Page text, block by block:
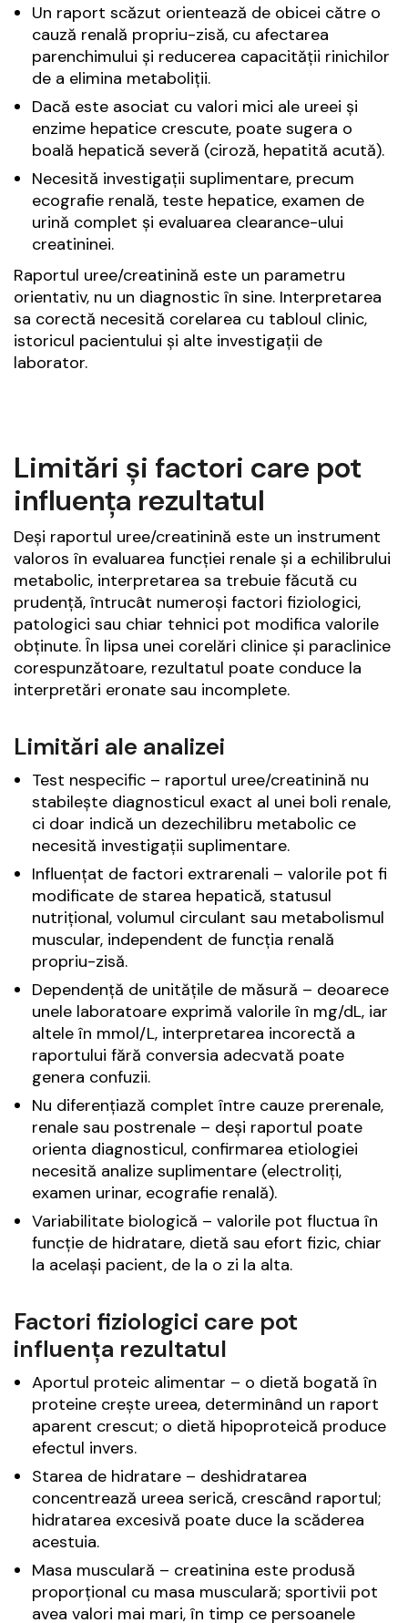
Un raport scăzut orientează de obicei către o
cauză renală propriu-zisă, cu afectarea
parenchimului și reducerea capacității rinichilor
de a elimina metaboliții.
Dacă este asociat cu valori mici ale ureei și
enzime hepatice crescute, poate sugera o
boală hepatică severă (ciroză, hepatită acută).
Necesită investigații suplimentare, precum
ecografie renală, teste hepatice, examen de
urină complet și evaluarea clearance-ului
creatininei.
Raportul uree/creatinină este un parametru
orientativ, nu un diagnostic în sine. Interpretarea
sa corectă necesită corelarea cu tabloul clinic,
istoricul pacientului și alte investigații de
laborator.
Limitări și factori care pot
influența rezultatul
Deși raportul uree/creatinină este un instrument
valoros în evaluarea funcției renale și a echilibrului
metabolic, interpretarea sa trebuie făcută cu
prudență, întrucât numeroși factori fiziologici,
patologici sau chiar tehnici pot modifica valorile
obținute. În lipsa unei corelări clinice și paraclinice
corespunzătoare, rezultatul poate conduce la
interpretări eronate sau incomplete.
Limitări ale analizei
Test nespecific – raportul uree/creatinină nu
stabilește diagnosticul exact al unei boli renale,
ci doar indică un dezechilibru metabolic ce
necesită investigații suplimentare.
Influențat de factori extrarenali – valorile pot fi
modificate de starea hepatică, statusul
nutrițional, volumul circulant sau metabolismul
muscular, independent de funcția renală
propriu-zisă.
Dependență de unitățile de măsură – deoarece
unele laboratoare exprimă valorile în mg/dL, iar
altele în mmol/L, interpretarea incorectă a
raportului fără conversia adecvată poate
genera confuzii.
Nu diferențiază complet între cauze prerenale,
renale sau postrenale – deși raportul poate
orienta diagnosticul, confirmarea etiologiei
necesită analize suplimentare (electroliți,
examen urinar, ecografie renală).
Variabilitate biologică – valorile pot fluctua în
funcție de hidratare, dietă sau efort fizic, chiar
la același pacient, de la o zi la alta.
Factori fiziologici care pot
influența rezultatul
Aportul proteic alimentar – o dietă bogată în
proteine crește ureea, determinând un raport
aparent crescut; o dietă hipoproteică produce
efectul invers.
Starea de hidratare – deshidratarea
concentrează ureea serică, crescând raportul;
hidratarea excesivă poate duce la scăderea
acestuia.
Masa musculară – creatinina este produsă
proporțional cu masa musculară; sportivii pot
avea valori mai mari, în timp ce persoanele